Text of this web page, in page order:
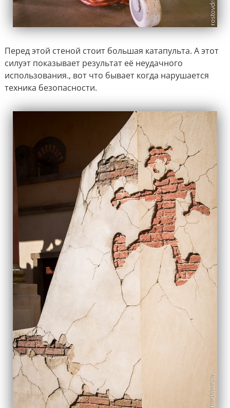
Перед этой стеной стоит большая катапульта. А этот
силуэт показывает результат её неудачного
использования., вот что бывает когда нарушается
техника безопасности.